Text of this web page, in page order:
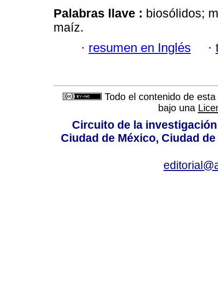
Palabras llave : biosólidos;
maíz.
· resumen en Inglés ·
Todo el contenido de
bajo una
Circuito de la
Ciudad de México, Ciudad